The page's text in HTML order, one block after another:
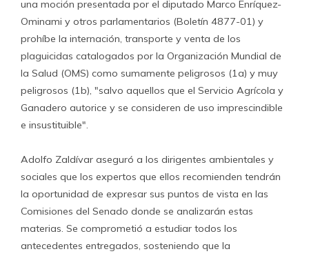
una moción presentada por el diputado Marco Enríquez-
Ominami y otros parlamentarios (Boletín 4877-01) y
prohíbe la internación, transporte y venta de los
plaguicidas catalogados por la Organización Mundial de
la Salud (OMS) como sumamente peligrosos (1a) y muy
peligrosos (1b), "salvo aquellos que el Servicio Agrícola y
Ganadero autorice y se consideren de uso imprescindible
e insustituible".
Adolfo Zaldívar aseguró a los dirigentes ambientales y
sociales que los expertos que ellos recomienden tendrán
la oportunidad de expresar sus puntos de vista en las
Comisiones del Senado donde se analizarán estas
materias. Se comprometió a estudiar todos los
antecedentes entregados, sosteniendo que la